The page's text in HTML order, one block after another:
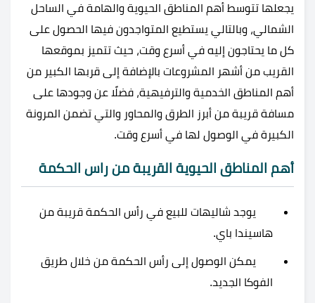
يجعلها تتوسط أهم المناطق الحيوية والهامة في الساحل
الشمالي، وبالتالي يستطيع المتواجدون فيها الحصول على
كل ما يحتاجون إليه في أسرع وقت، حيث تتميز بموقعها
القريب من أشهر المشروعات بالإضافة إلى قربها الكبير من
أهم المناطق الخدمية والترفيهية، فضلًا عن وجودها على
مسافة قريبة من أبرز الطرق والمحاور والتي تضمن المرونة
الكبيرة في الوصول لها في أسرع وقت.
أهم المناطق الحيوية القريبة من راس الحكمة
يوجد شاليهات للبيع في رأس الحكمة قريبة من
هاسيندا باي.
يمكن الوصول إلى رأس الحكمة من خلال طريق
الفوكا الجديد.